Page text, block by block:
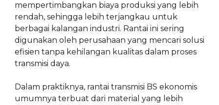
mempertimbangkan biaya produksi yang lebih
rendah, sehingga lebih terjangkau untuk
berbagai kalangan industri. Rantai ini sering
digunakan oleh perusahaan yang mencari solusi
efisien tanpa kehilangan kualitas dalam proses
transmisi daya.
Dalam praktiknya, rantai transmisi BS ekonomis
umumnya terbuat dari material yang lebih